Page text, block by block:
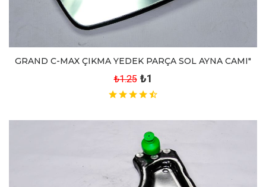
GRAND C-MAX ÇIKMA YEDEK PARÇA SOL AYNA CAMI"
₺1.25 ₺1